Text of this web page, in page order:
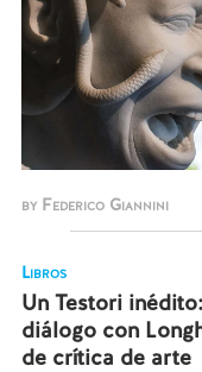
by Federico Giannini
Libros
Un Testori
diálogo con
de crítica de arte